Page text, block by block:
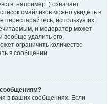
например :) означает
смайликов можно увидеть в
используя их:
и модератор может
вообще удалить его.
ограничить количество
в сообщении.
в ваших сообщениях. Если